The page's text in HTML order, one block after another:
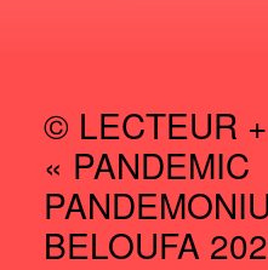
© LECTEUR
« PANDEMIC
BELOUFA